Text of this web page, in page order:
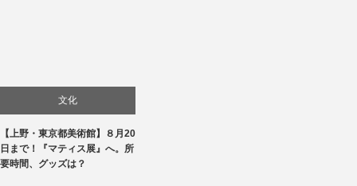
文化
美術展・美術館・博物館巡り
【上野・東京都美術館】８月20
日まで！『マティス展』へ。所
要時間、グッズは？